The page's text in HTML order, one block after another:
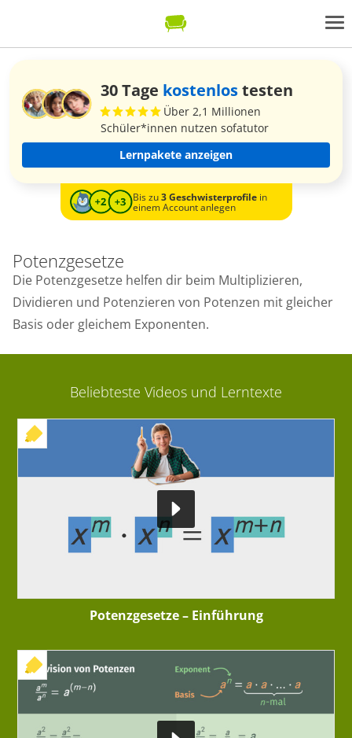
30 Tage kostenlostesten
Über 2,1 Millionen
Schüler*innen nutzen sofatutor
Lernpakete anzeigen
Bis zu3 Geschwisterprofilein
einem Account anlegen
Potenzgesetze
Die Potenzgesetze helfen dir beim Multiplizieren,
Dividieren und Potenzieren von Potenzen mit gleicher
Basis oder gleichem Exponenten.
Beliebteste Videos und Lerntexte
+ INTERAKTIVE ÜBUNG
Potenzgesetze – Einführung
+ INTERAKTIVE ÜBUNG